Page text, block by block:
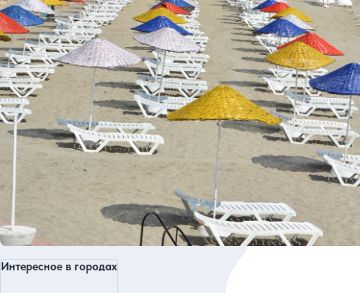
Интересное в городах